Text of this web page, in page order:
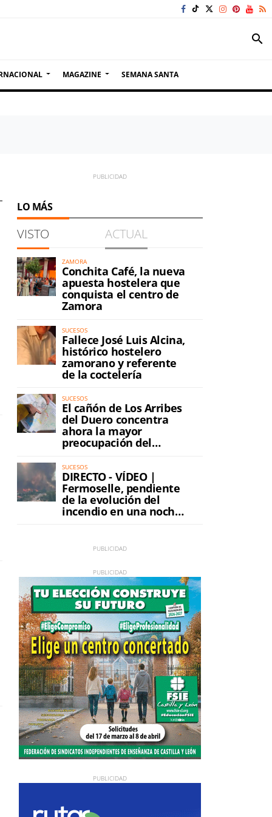
search
MAGAZINE SEMANA SANTA
LO MÁS
VISTO ACTUAL
ZAMORA
Conchita Café, la nueva
apuesta hostelera que
conquista el centro de
Zamora
SUCESOS
Fallece José Luis Alcina,
histórico hostelero
zamorano y referente
de la coctelería
SUCESOS
El cañón de Los Arribes
del Duero concentra
ahora la mayor
preocupación del
incendio
SUCESOS
DIRECTO - VÍDEO |
Fermoselle, pendiente
de la evolución del
incendio en una noche